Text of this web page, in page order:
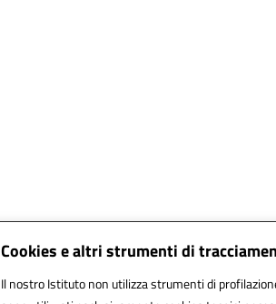
Cookies e altri strumenti di
Il nostro Istituto non utilizza strumenti di